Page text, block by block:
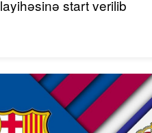
layihəsinə start verilib